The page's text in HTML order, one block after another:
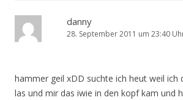
danny
28. September 2011 um 23:40
hammer geil xDD suchte ich heut weil ich
las und mir das iwie in den kopf kam und